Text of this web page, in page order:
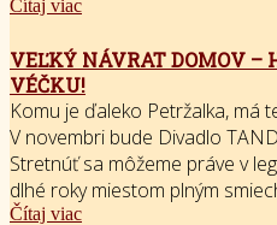
Čítaj viac
VEĽKÝ NÁVRAT DOMOV –
VÉČKU!
Komu je ďaleko Petržalka, má
V novembri bude Divadlo
Stretnúť sa môžeme práve v
dlhé roky miestom plným
Čítaj viac